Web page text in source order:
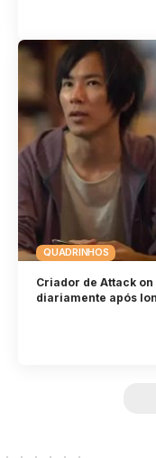
QUADRINHOS
Criador de Attack
diariamente após